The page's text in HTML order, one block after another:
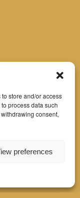
store and/or access
process data such
consent,
preferences